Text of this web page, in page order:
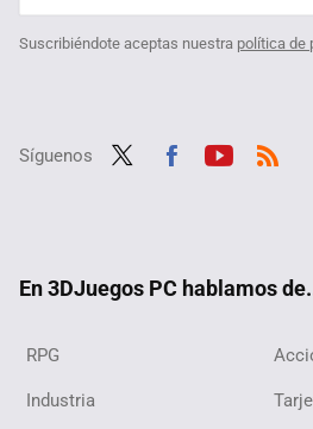
Suscribiéndote aceptas nuestra política de
Síguenos
En 3DJuegos PC hablamos
RPG
Industria